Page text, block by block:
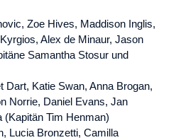
Zoe Hives, Maddison Inglis,
Alex de Minaur, Jason
Samantha Stosur und
Dart, Katie Swan, Anna Brogan,
Norrie, Daniel Evans, Jan
(Kapitän Tim Henman)
Lucia Bronzetti, Camilla